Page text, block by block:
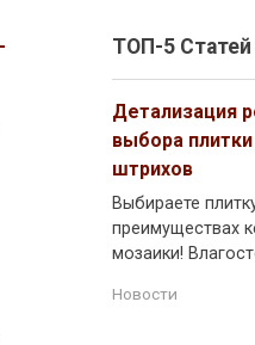
ТОП-5 Статей
Детализация
выбора
штрихов
Выбираете
преимуществах
мозаики!
Новости